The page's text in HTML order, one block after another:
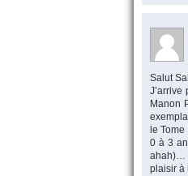
Salut
Manon
le
0 à 3
ahah)…
plaisir à